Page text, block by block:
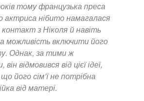
тому французька преса
актриса нібито намагалася
з Ніколя й навіть
можливість включити його
Однак, за тими ж
відмовився від цієї ідеї,
його сім’ї не потрібна
від матері.